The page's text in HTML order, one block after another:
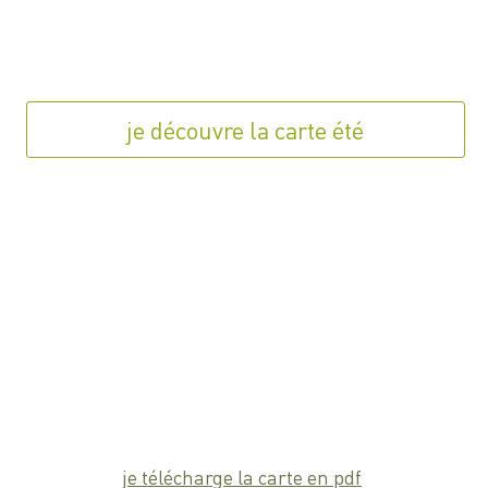
je découvre la carte été
je télécharge la carte en pdf